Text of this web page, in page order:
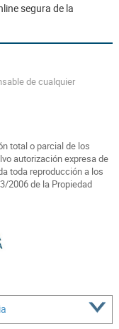
segura de la
de cualquier
total o parcial de los
autorización expresa de
toda reproducción a los
2006 de la Propiedad